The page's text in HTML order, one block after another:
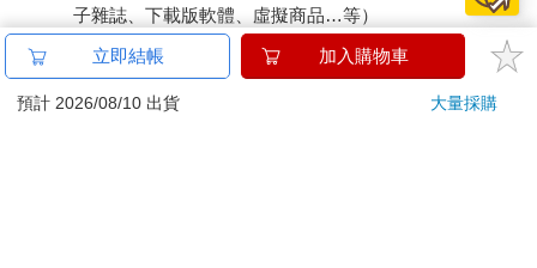
子雜誌、下載版軟體、虛擬商品…等）
已拆封之個人衛生用品。（如：內衣褲、刮鬍刀、除毛
若非上列種類商品，均享有到貨7天的猶豫期（含例假
立即結帳 加入購物車
預計 2026/08/10 出貨 大量採購